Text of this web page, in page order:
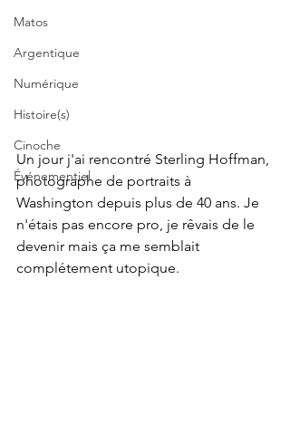
Matos
Argentique
Numérique
Histoire(s)
Cinoche
Événementiel
Un jour j'ai rencontré Sterling Hoffman,
photographe de portraits à
Washington depuis plus de 40 ans. Je
n'étais pas encore pro, je rêvais de le
devenir mais ça me semblait
complétement utopique.